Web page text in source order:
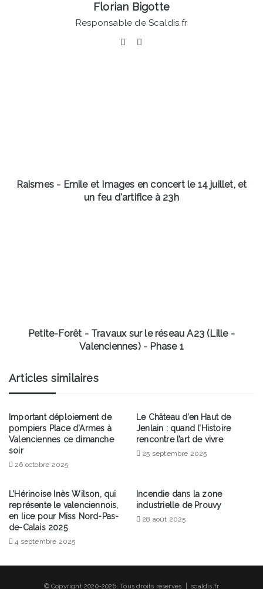
Florian Bigotte
Responsable de Scaldis.fr
Facebook
juillet,
Raismes - Emile et Images en concert le 14 juillet, et
un feu d'artifice à 23h
1
Petite-Forêt - Travaux sur le réseau A23 (Lille -
Valenciennes) - Phase 1
Articles similaires
Important déploiement de
pompiers Place d’Armes à
Valenciennes ce dimanche
soir
26 octobre 2025
Le Château d’en Haut de
Jenlain : quand l’Histoire
rencontre l’art de vivre
25 septembre 2025
L’Hérinoise Inès Wilson, qui
représente le valenciennois,
en lice pour Miss Nord-Pas-
de-Calais 2025
4 septembre 2025
Incendie dans la zone
industrielle de Prouvy
28 août 2025
© Copyright 2020-2026, Tous droits réservés | scaldis.fr